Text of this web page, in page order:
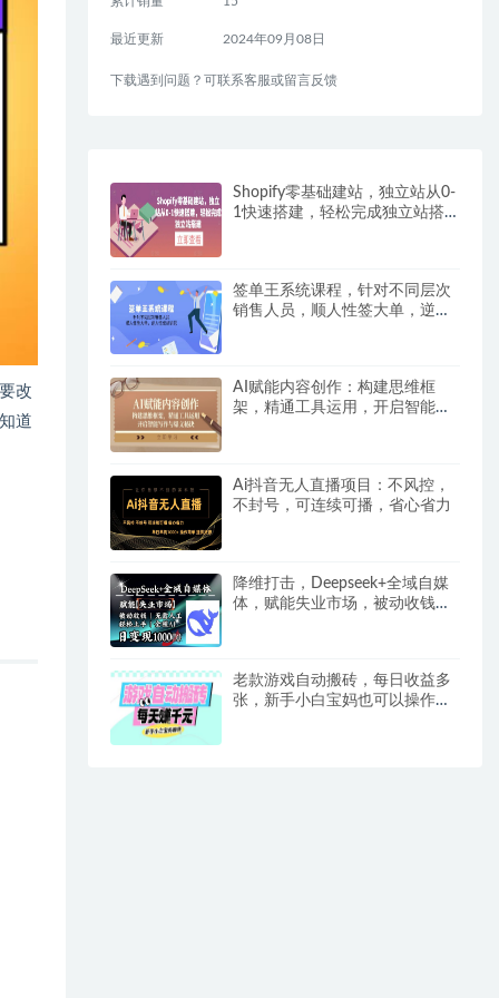
改
道
最近更新 2024年09月08日
下载遇到问题？可联系客服或留言反馈
Shopify零基础建站，独立站从0-
1快速搭建，轻松完成独立站搭
签单王系统课程，针对不同层次
销售人员，顺人性签大单，逆人
AI赋能内容创作：构建思维框
架，精通工具运用，开启智能写
Ai抖音无人直播项目：不风控，
不封号，可连续可播，省心省力
降维打击，Deepseek+全域自媒
体，赋能失业市场，被动收钱，
老款游戏自动搬砖，每日收益多
张，新手小白宝妈也可以操作